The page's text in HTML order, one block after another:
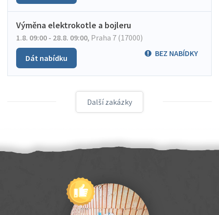
Výměna elektrokotle a bojleru
1.8. 09:00 - 28.8. 09:00, Praha 7 (17000)
BEZ NABÍDKY
Dát nabídku
Další zakázky